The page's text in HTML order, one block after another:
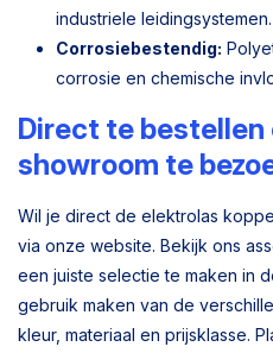
industriele leidingsystemen.
Corrosiebestendig:
corrosie en chemische
Direct te bestellen
showroom te
Wil je direct de elektrolas
via onze website. Bekijk ons
een juiste selectie te maken in
gebruik maken van de
kleur, materiaal en prijsklasse.